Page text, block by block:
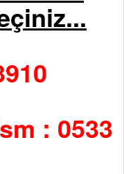
: 0533